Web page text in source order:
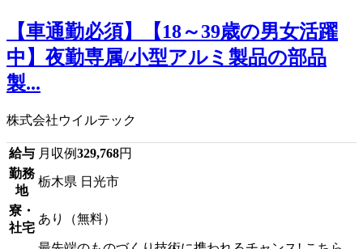
【車通勤必須】【18～39歳の男女活躍
中】夜勤専属/小型アルミ製品の部品
製...
株式会社ウイルテック
給与 月収例329,768円
勤務
地
栃木県 日光市
寮・
社宅
あり（無料）